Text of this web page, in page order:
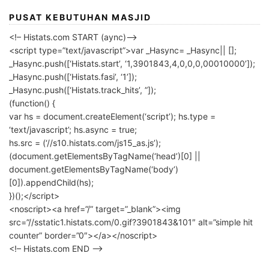
PUSAT KEBUTUHAN MASJID
<!– Histats.com START (aync)–>
<script type=”text/javascript”>var _Hasync= _Hasync|| [];
_Hasync.push([‘Histats.start’, ‘1,3901843,4,0,0,0,00010000’]);
_Hasync.push([‘Histats.fasi’, ‘1’]);
_Hasync.push([‘Histats.track_hits’, ”]);
(function() {
var hs = document.createElement(‘script’); hs.type =
‘text/javascript’; hs.async = true;
hs.src = (‘//s10.histats.com/js15_as.js’);
(document.getElementsByTagName(‘head’)[0] ||
document.getElementsByTagName(‘body’)
[0]).appendChild(hs);
})();</script>
<noscript><a href=”/” target=”_blank”><img
src=”//sstatic1.histats.com/0.gif?3901843&101″ alt=”simple hit
counter” border=”0″></a></noscript>
<!– Histats.com END –>